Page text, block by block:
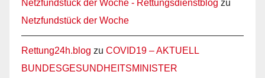
Netzfundstück der Woche - Rettungsdienstblog zu
Netzfundstück der Woche
Rettung24h.blog zu COVID19 – AKTUELL
BUNDESGESUNDHEITSMINISTER